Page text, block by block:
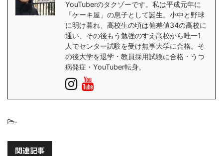
YouTuberのタクゾーです。私は平成元年に
「ケーキ屋」の息子として誕生。小中と野球
に明け暮れ、高校生の頃は偏差値34の高校に
通い、その後もう勉強のすえ高校から唯一1
人でセンター試験を受け無事大学に合格。そ
の後大学を退学・教員採用試験に合格・うつ
病発症・YouTuber転身。
-
関連記事